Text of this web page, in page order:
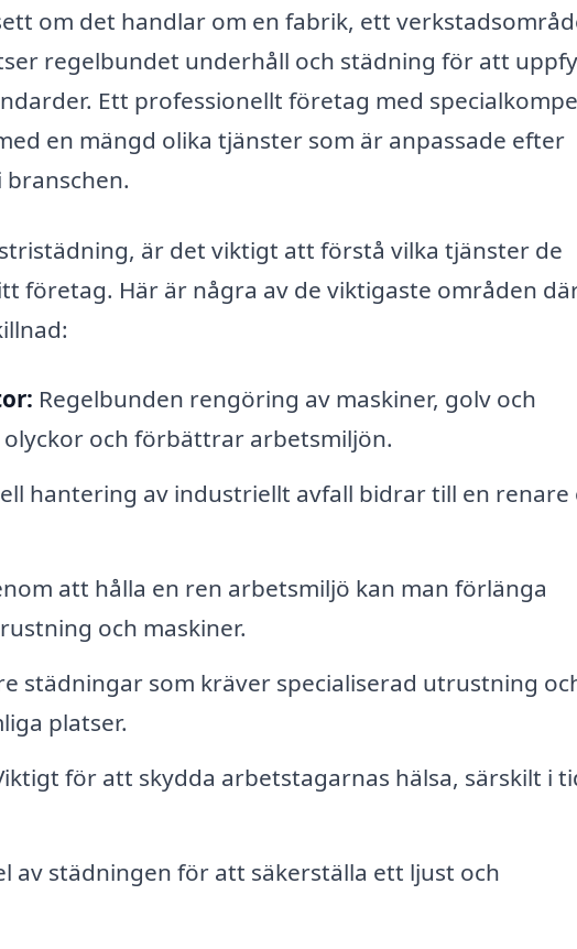
om det handlar om en fabrik, ett
regelbundet underhåll och städning för att
Ett professionellt företag med
en mängd olika tjänster som är anpassade efter
är det viktigt att förstå vilka tjänster de
företag. Här är några av de viktigaste områden
Regelbunden rengöring av maskiner, golv och
och förbättrar arbetsmiljön.
hantering av industriellt avfall bidrar till en renare
att hålla en ren arbetsmiljö kan man förlänga
och maskiner.
städningar som kräver specialiserad utrustning
platser.
för att skydda arbetstagarnas hälsa, särskilt i
av städningen för att säkerställa ett ljust och